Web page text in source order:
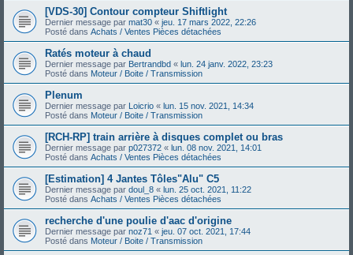
[VDS-30] Contour compteur Shiftlight
Dernier message par mat30 « jeu. 17 mars 2022, 22:26
Posté dans Achats / Ventes Pièces détachées
Ratés moteur à chaud
Dernier message par Bertrandbd « lun. 24 janv. 2022, 23:23
Posté dans Moteur / Boite / Transmission
Plenum
Dernier message par Loicrio « lun. 15 nov. 2021, 14:34
Posté dans Moteur / Boite / Transmission
[RCH-RP] train arrière à disques complet ou bras
Dernier message par p027372 « lun. 08 nov. 2021, 14:01
Posté dans Achats / Ventes Pièces détachées
[Estimation] 4 Jantes Tôles"Alu" C5
Dernier message par doul_8 « lun. 25 oct. 2021, 11:22
Posté dans Achats / Ventes Pièces détachées
recherche d'une poulie d'aac d'origine
Dernier message par noz71 « jeu. 07 oct. 2021, 17:44
Posté dans Moteur / Boite / Transmission